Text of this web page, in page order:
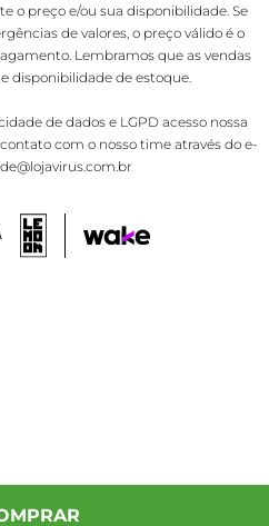
o preço e/ou sua disponibilidade. Se
de valores, o preço válido é o
Lembramos que as vendas
disponibilidade de estoque.
de dados e LGPD acesso nossa
com o nosso time através do e-